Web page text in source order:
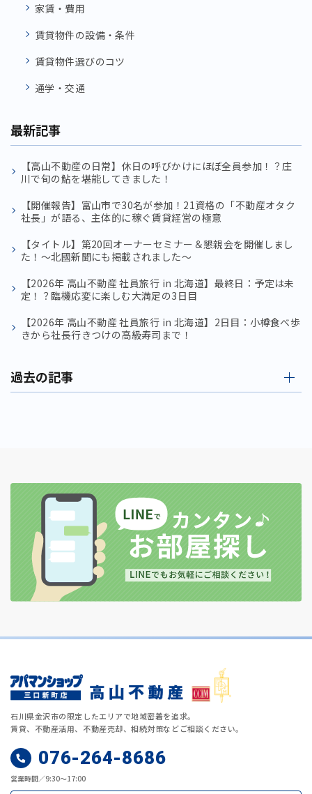
家賃・費用
賃貸物件の設備・条件
賃貸物件選びのコツ
通学・交通
最新記事
【高山不動産の日常】休日の呼びかけにほぼ全員参加！？庄
川で旬の鮎を堪能してきました！
【開催報告】富山市で30名が参加！21資格の「不動産オタク
社長」が語る、主体的に稼ぐ賃貸経営の極意
【タイトル】第20回オーナーセミナー＆懇親会を開催しまし
た！〜北國新聞にも掲載されました〜
【2026年 高山不動産 社員旅行 in 北海道】最終日：予定は未
定！？臨機応変に楽しむ大満足の3日目
【2026年 高山不動産 社員旅行 in 北海道】2日目：小樽食べ歩
きから社長行きつけの高級寿司まで！
過去の記事
石川県金沢市の限定したエリアで地域密着を追求。
賃貸、不動産活用、不動産売却、相続対策などご相談ください。
076-264-8686
営業時間／9:30～17:00